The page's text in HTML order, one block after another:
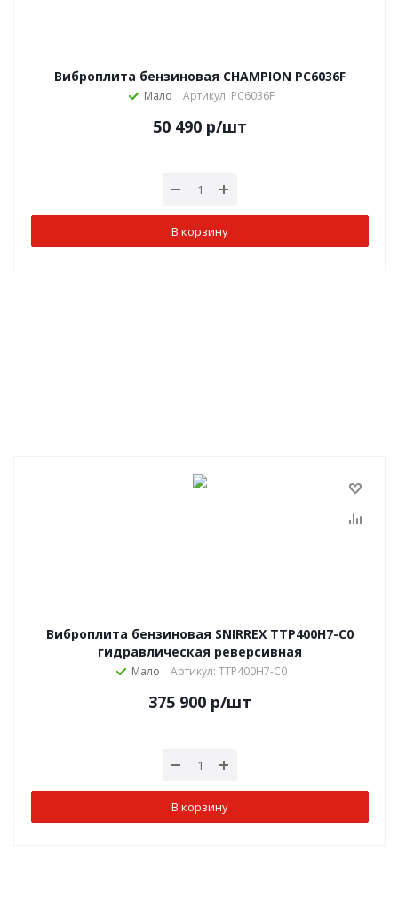
Виброплита бензиновая CHAMPION PC6036F
Мало Артикул: PC6036F
50 490 р/шт
В корзину
Виброплита бензиновая SNIRREX TTP400H7-C0
гидравлическая реверсивная
Мало Артикул: TTP400H7-C0
375 900 р/шт
В корзину